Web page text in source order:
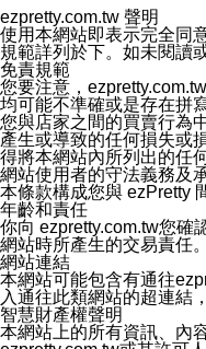
您同意本公司網站，透
停止接收這些資料或電
十五、訊息通知
本公司/本服務將以通
本公司/本服務傳送之
1.LINE 帳號設定的電
2.該 LINE 帳號已在
3.LINE 帳號未封鎖傳
欲變更通知型訊息的設
1.點選「主頁」＞「設
2.點選「隱私設定」
3.點選「提供使用資料
4.點選「LINE通知型訊
5.開關「接收LINE通知
❗️關閉「接收通知型訊
ezpretty.com.tw 聲明
使用本網站即表示完全同
規範詳列於下。如未閱讀
免責規範
您要注意，
均可能不準確或是存在拼
您與店家之間的買賣行為
產生或導致的任何損失或
得將本網站內所列出的任
網站使用者的守法義務及
本條款構成您與 ezPretty
年齡和責任
你向 ezpretty.com.tw您確
網站時所產生的交易責任。
網站連結
本網站可能包含有通往
入通往此類網站的超連結
智慧財產權聲明
本網站上的所有資訊、內